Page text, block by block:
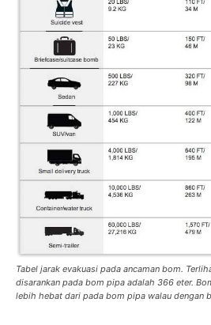
Tabel jarak evakuasi pada ancaman bom.
disarankan pada bom pipa adalah 366 eter.
lebih hebat dari pada bom pipa walau dengan